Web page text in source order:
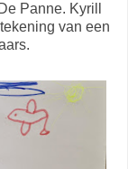
Panne. Kyrill
van een